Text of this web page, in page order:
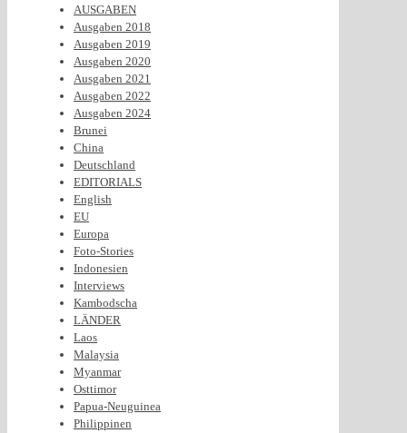
AUSGABEN
Ausgaben 2018
Ausgaben 2019
Ausgaben 2020
Ausgaben 2021
Ausgaben 2022
Ausgaben 2024
Brunei
China
Deutschland
EDITORIALS
English
EU
Europa
Foto-Stories
Indonesien
Interviews
Kambodscha
LÄNDER
Laos
Malaysia
Myanmar
Osttimor
Papua-Neuguinea
Philippinen